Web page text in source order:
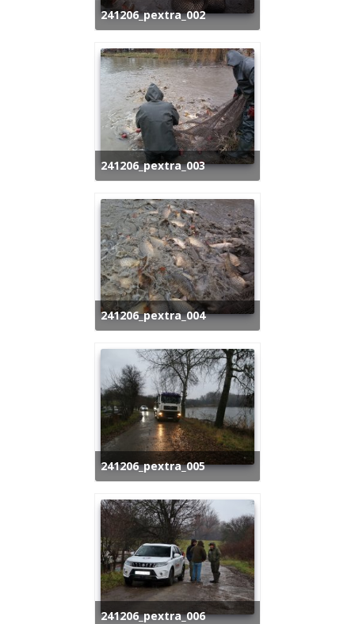
241206_pextra_002
241206_pextra_003
241206_pextra_004
241206_pextra_005
241206_pextra_006